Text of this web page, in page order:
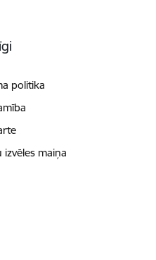
politika
izvēles maiņa